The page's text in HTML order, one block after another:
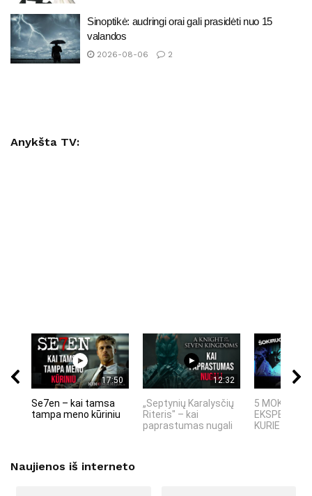
Sinoptikė: audringi orai gali prasidėti nuo 15
valandos
2026-08-06 2
Anykšta TV:
17:50
Se7en – kai tamsa
tampa meno kūriniu
12:32
„Septynių Karalysčių
Riteris" – kai
paprastumas nugali
5 MOKSLINIAI
KURIE
Naujienos iš interneto